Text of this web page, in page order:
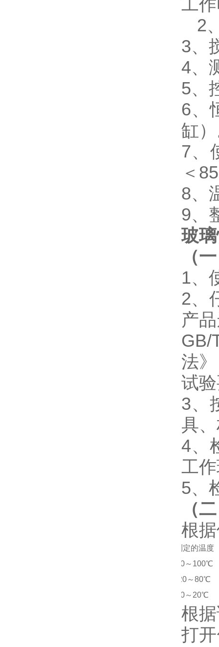
工
2
3、
4、
5
6、
缸
7、
＜
8、
9
玻
（
1、
2、
产
GB/
法
试
3、
具
4、
工
5、
（
根
测定的温度
80～100℃
20～80℃
0～20℃
根
打